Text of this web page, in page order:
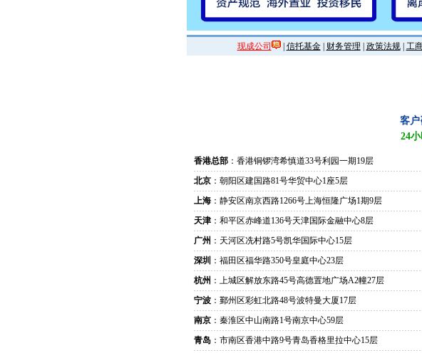
现成公司 | 信托基金| 财务管理 政策法规| 工
客户
24
香港总部 ：香港铜锣湾希慎道33号利园一期19层
北京 ：朝阳区建国路81号华贸中心1座5层
上海 ：静安区南京西路1266号上海恒隆广场1期9层
天津 ：和平区赤峰道136号天津国际金融中心8层
广州 ：天河区冼村路5号凯华国际中心15层
深圳 ：福田区福华路350号皇庭中心23层
杭州 ：上城区解放东路45号高德置地广场A2幢27层
宁波 ：鄞州区彩虹北路48号波特曼大厦17层
南京 ：秦淮区中山南路1号南京中心59层
青岛 ：市南区香港中路9号青岛香格里拉中心15层